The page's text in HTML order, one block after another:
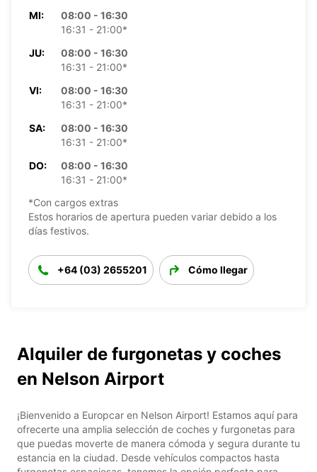
MI:
08:00 - 16:30
16:31 - 21:00*
JU:
08:00 - 16:30
16:31 - 21:00*
VI:
08:00 - 16:30
16:31 - 21:00*
SA:
08:00 - 16:30
16:31 - 21:00*
DO:
08:00 - 16:30
16:31 - 21:00*
*Con cargos extras
Estos horarios de apertura pueden variar debido a los
días festivos.
+64 (03) 2655201 Cómo llegar
Alquiler de furgonetas y coches
en Nelson Airport
¡Bienvenido a Europcar en Nelson Airport! Estamos aquí para
ofrecerte una amplia selección de coches y furgonetas para
que puedas moverte de manera cómoda y segura durante tu
estancia en la ciudad. Desde vehículos compactos hasta